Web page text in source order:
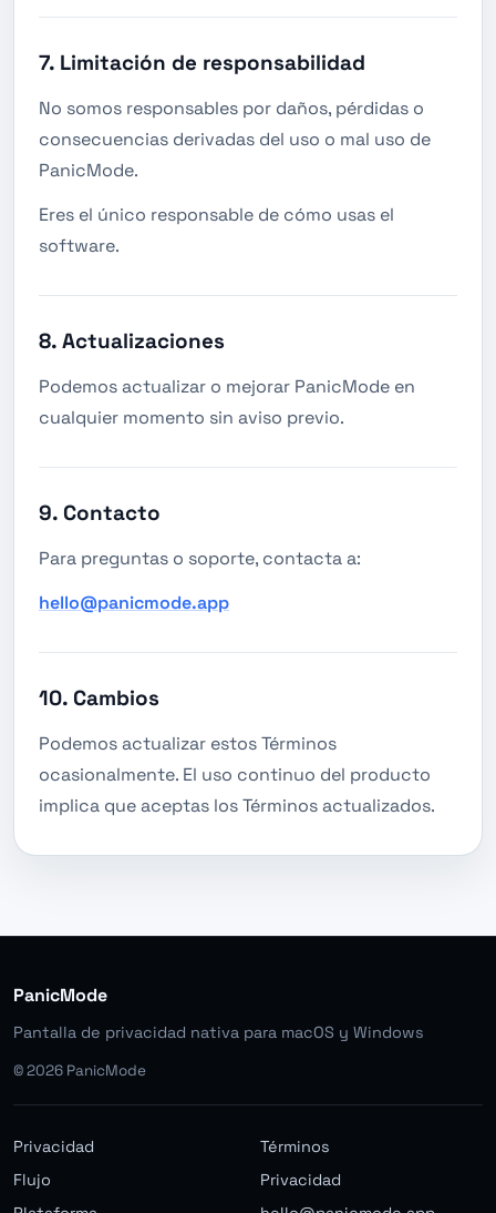
7. Limitación de responsabilidad
No somos responsables por daños, pérdidas o
consecuencias derivadas del uso o mal uso de
PanicMode.
Eres el único responsable de cómo usas el
software.
8. Actualizaciones
Podemos actualizar o mejorar PanicMode en
cualquier momento sin aviso previo.
9. Contacto
Para preguntas o soporte, contacta a:
hello@panicmode.app
10. Cambios
Podemos actualizar estos Términos
ocasionalmente. El uso continuo del producto
implica que aceptas los Términos actualizados.
PanicMode
Pantalla de privacidad nativa para macOS y Windows
©2026 PanicMode
Privacidad
Flujo
Términos
Privacidad